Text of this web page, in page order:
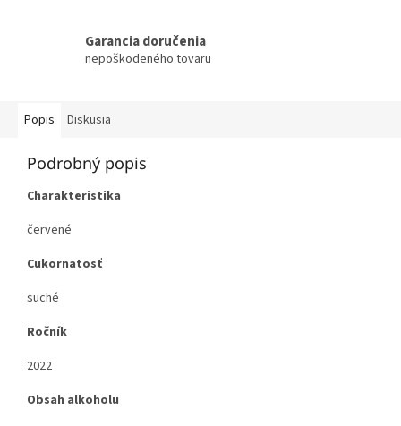
Garancia doručenia
nepoškodeného tovaru
Popis Diskusia
Podrobný popis
Charakteristika
červené
Cukornatosť
suché
Ročník
2022
Obsah alkoholu